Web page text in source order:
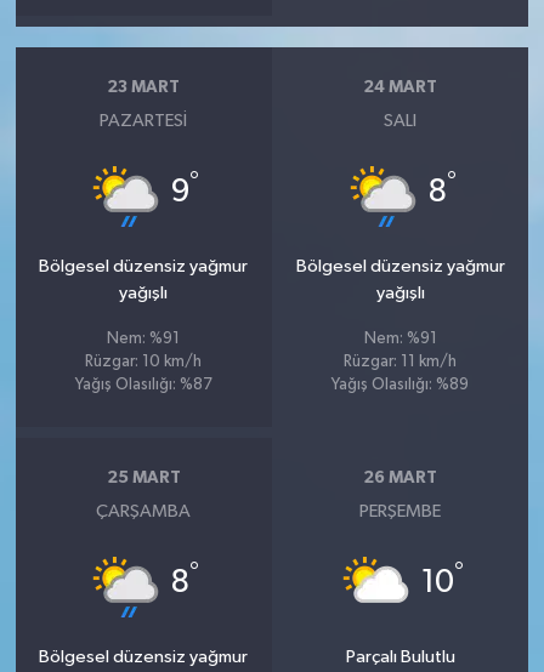
23 MART
PAZARTESI
9°
Bölgesel düzensiz yağmur
yağışlı
Nem: %91
Rüzgar: 10 km/h
Yağış Olasılığı: %87
24 MART
SALI
8°
Bölgesel düzensiz yağmur
yağışlı
Nem: %91
Rüzgar: 11 km/h
Yağış Olasılığı: %89
25 MART
ÇARŞAMBA
8°
Bölgesel düzensiz yağmur
26 MART
PERŞEMBE
10°
Parçalı Bulutlu